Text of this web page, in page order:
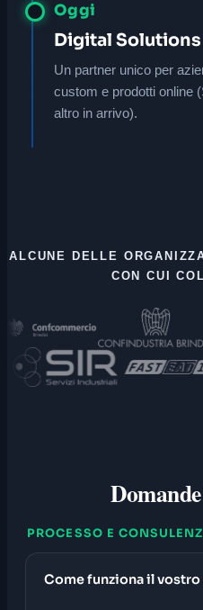
Oggi
Digital
Un partner unico per
custom e prodotti online
altro in arrivo).
ALCUNE DELLE
CON CUI
PROCESSO E
Come funziona il